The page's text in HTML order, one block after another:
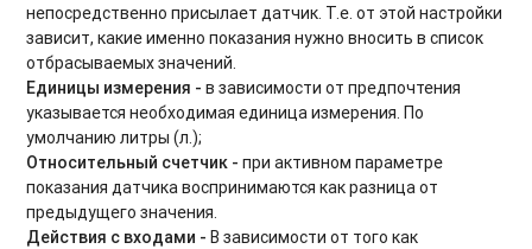
непосредственно присылает датчик. Т.е. от этой настройки
зависит, какие именно показания нужно вносить в список
отбрасываемых значений.
Единицы измерения -в зависимости от предпочтения
указывается необходимая единица измерения. По
умолчанию литры (л.);
Относительный счетчик -при активном параметре
показания датчика воспринимаются как разница от
предыдущего значения.
Действия с входами -В зависимости от того как